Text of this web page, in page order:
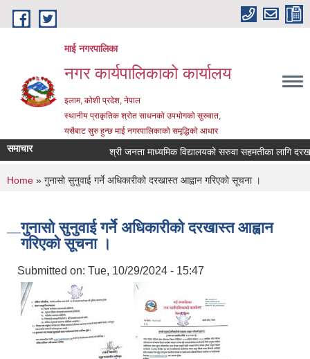
Skip to main content
माई नगरपालिका
नगर कार्यपालिकाको कार्यालय
इलाम, कोशी प्रदेश, नेपाल
स्थानीय प्राकृतिक श्रोत साधनको उपभोगको सुरुवात,
यसैबाट सुरु हुन्छ माई नगरपालिकाको समृद्धिको आधार
समाचार श्री जनता माध्यमिक विद्यालयको सरुवा सहमतीका लागि
You are here
Home » गुनासो सुनुवाई गर्ने अधिकारीको दरखास्त आह्वान गरिएको सूचना ।
गुनासो सुनुवाई गर्ने अधिकारीको दरखास्त आह्वान
गरिएको सूचना ।
Submitted on: Tue, 10/29/2024 - 15:47